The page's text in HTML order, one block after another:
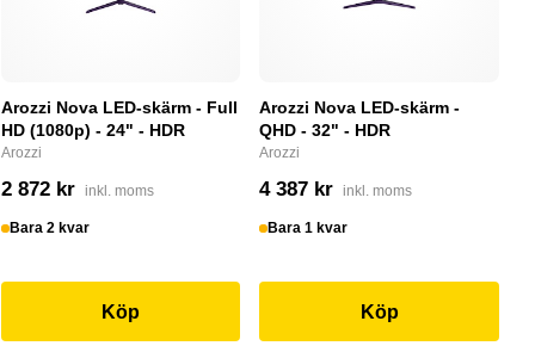
Arozzi Nova LED-skärm - Full
HD (1080p) - 24" - HDR
Arozzi
2 872 kr inkl. moms
Bara 2 kvar
Köp
Arozzi Nova LED-skärm -
QHD - 32" - HDR
Arozzi
4 387 kr inkl. moms
Bara 1 kvar
Köp